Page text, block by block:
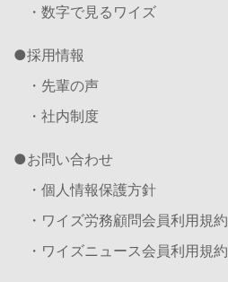
・数字で見るワイズ
採用情報
・先輩の声
・社内制度
お問い合わせ
・個人情報保護方針
・ワイズ労務顧問会員利用規約
・ワイズニュース会員利用規約